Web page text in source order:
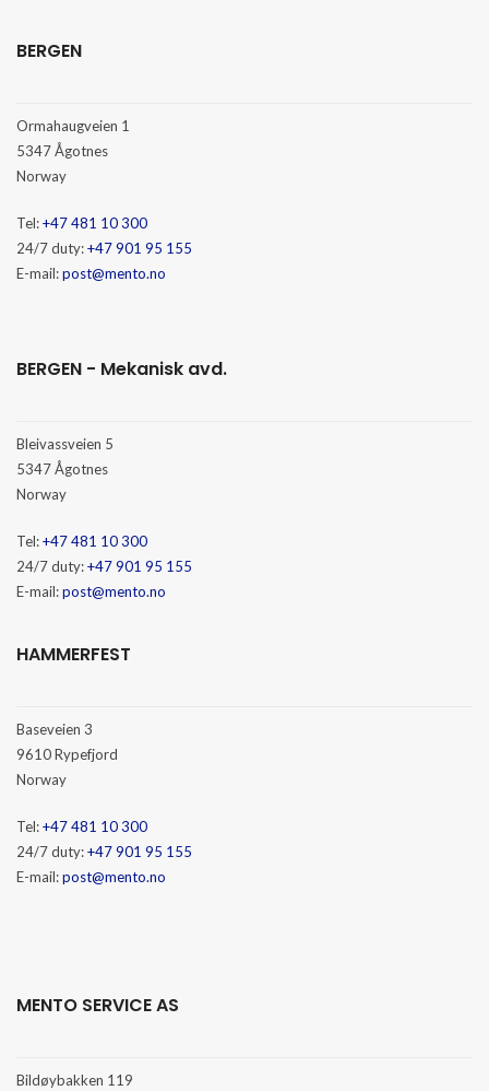
BERGEN
Ormahaugveien 1
5347 Ågotnes
Norway
Tel:+47 481 10 300
24/7 duty:+47 901 95 155
E-mail:post@mento.no
BERGEN - Mekanisk avd.
Bleivassveien 5
5347 Ågotnes
Norway
Tel:+47 481 10 300
24/7 duty:+47 901 95 155
E-mail:post@mento.no
HAMMERFEST
Baseveien 3
9610 Rypefjord
Norway
Tel:+47 481 10 300
24/7 duty:+47 901 95 155
E-mail:post@mento.no
MENTO SERVICE AS
Bildøybakken 119